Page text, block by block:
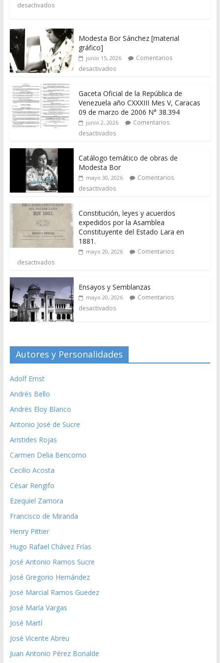
desactivados
Modesta Bor Sánchez [material
gráfico]
junio 15, 2026
Comentarios
desactivados
Gaceta Oficial de la República de
Venezuela año CXXXIII Mes V, Caracas
09 de marzo de 2006 N° 38.394
junio 2, 2026
Comentarios
desactivados
Catálogo temático de obras de
Modesta Bor
mayo 30, 2026
Comentarios
desactivados
Constitución, leyes y acuerdos
expedidos por la Asamblea
Constituyente del Estado Lara en
1881.
mayo 20, 2026
Comentarios
desactivados
Ensayos y Semblanzas
mayo 20, 2026
Comentarios
desactivados
Autores y Personalidades
Adolf Ernst
Andrés Bello
Andrés Eloy Blanco
Antonio José de Sucre
Aristides Rojas
Carmen Delia Bencomo
Cecilio Acosta
César Rengifo
Ezequiel Zamora
Francisco de Miranda
Henry Pittier
Hugo Rafael Chávez Frías
José Antonio Ramos Sucre
José Gregorio Hernández
José Marcial Ramos Guedez
José María Vargas
José Martí
José Vicente Abreu
Juan Antonio Pérez Bonalde